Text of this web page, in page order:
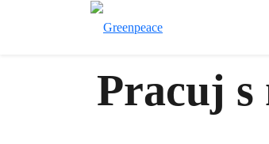
Pracuj s